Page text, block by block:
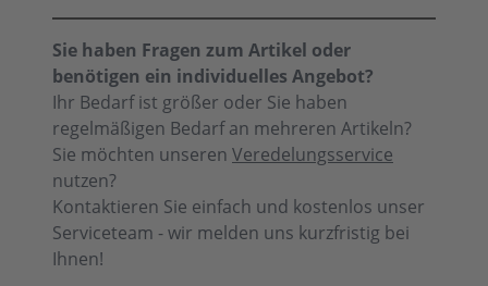
Sie haben Fragen zum Artikel oder
benötigen ein individuelles Angebot?
Ihr Bedarf ist größer oder Sie haben
regelmäßigen Bedarf an mehreren Artikeln?
Sie möchten unseren Veredelungsservice
nutzen?
Kontaktieren Sie einfach und kostenlos unser
Serviceteam - wir melden uns kurzfristig bei
Ihnen!